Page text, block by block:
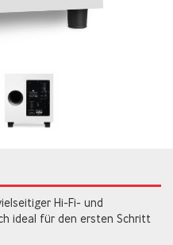
Hi-Fi- und
ideal für den ersten Schritt